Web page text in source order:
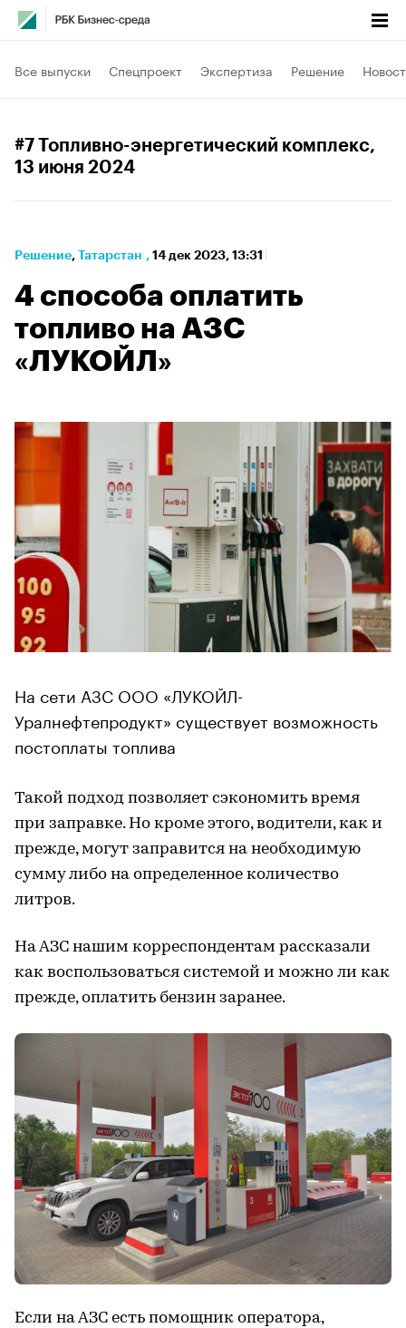
Все выпуски Спецпроект Экспертиза Решение
#7 Топливно-энергетический комплекс,
13 июня 2024
Решение⁠, Татарстан , 14 дек 2023, 13:31
4 способа оплатить
топливо на АЗС
«ЛУКОЙЛ»
На сети АЗС ООО «ЛУКОЙЛ-
Уралнефтепродукт» существует возможность
постоплаты топлива
Такой подход позволяет сэкономить время
при заправке. Но кроме этого, водители, как и
прежде, могут заправится на необходимую
сумму либо на определенное количество
литров.
На АЗС нашим корреспондентам рассказали
как воспользоваться системой и можно ли как
прежде, оплатить бензин заранее.
Если на АЗС есть помощник оператора,